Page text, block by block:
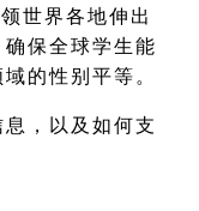
世界各地伸出
保全球学生能
的性别平等。
息，以及如何支